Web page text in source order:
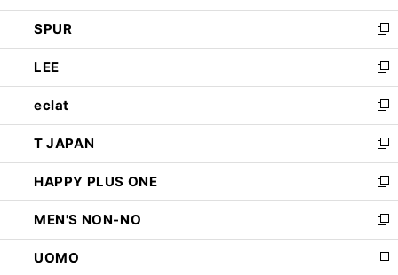
ウ
で
開
く
ン
ド
ウ
で
開
く
ウ
ィ
ン
ド
ウ
で
開
く
し
い
ウ
ィ
ン
ド
ウ
で
開
く
SPUR
新
し
い
ウ
ィ
ン
ド
ウ
で
開
く
LEE
新
し
い
ウ
ィ
ン
ド
ウ
で
開
く
eclat
新
し
い
ウ
ィ
ン
ド
ウ
で
T JAPAN
新
し
い
ウ
ィ
ン
ド
HAPPY PLUS ONE
新
し
い
ウ
ィ
MEN'S NON-NO
新
し
い
UOMO
新